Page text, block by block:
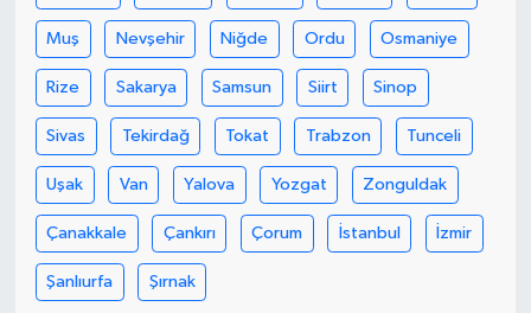
Muş Nevşehir Niğde Ordu Osmaniye
Rize Sakarya Samsun Siirt Sinop
Sivas Tekirdağ Tokat Trabzon Tunceli
Uşak Van Yalova Yozgat Zonguldak
Çanakkale Çankırı Çorum İstanbul İzmir
Şanlıurfa Şırnak